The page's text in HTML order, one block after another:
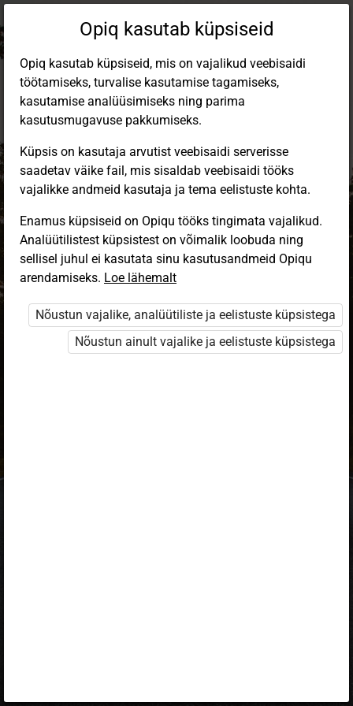
Sisene Opiqusse
Vali, kuidas end tuvastada
eKool
Stuudium
Opiq
HarID
Opiq kasutab küpsiseid
Opiq kasutab küpsiseid, mis on vajalikud veebisaidi
töötamiseks, turvalise kasutamise tagamiseks,
kasutamise analüüsimiseks ning parima
kasutusmugavuse pakkumiseks.
Küpsis on kasutaja arvutist veebisaidi serverisse
saadetav väike fail, mis sisaldab veebisaidi tööks
vajalikke andmeid kasutaja ja tema eelistuste kohta.
Enamus küpsiseid on Opiqu tööks tingimata vajalikud.
Analüütilistest küpsistest on võimalik loobuda ning
sellisel juhul ei kasutata sinu kasutusandmeid Opiqu
arendamiseks. Loe lähemalt
Nõustun vajalike, analüütiliste ja eelistuste küpsistega
Nõustun ainult vajalike ja eelistuste küpsistega